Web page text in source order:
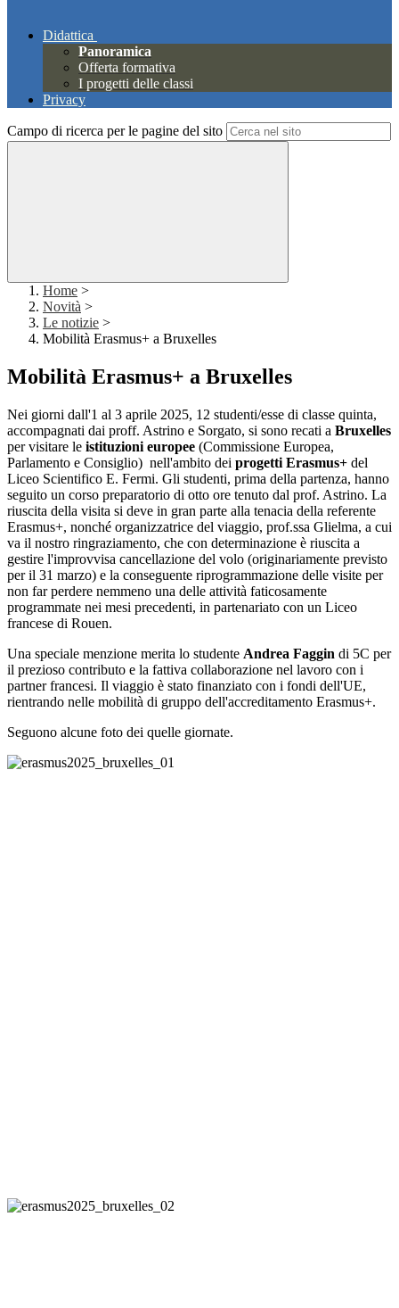
Didattica
Panoramica
Offerta formativa
I progetti delle classi
Privacy
Campo di ricerca per le pagine del sito
Home >
Novità >
Le notizie >
Mobilità Erasmus+ a Bruxelles
Mobilità Erasmus+ a Bruxelles
Nei giorni dall'1 al 3 aprile 2025, 12 studenti/esse di classe quinta,
accompagnati dai proff. Astrino e Sorgato, si sono recati a Bruxelles
per visitare le istituzioni europee (Commissione Europea,
Parlamento e Consiglio) nell'ambito dei progetti Erasmus+ del
Liceo Scientifico E. Fermi. Gli studenti, prima della partenza, hanno
seguito un corso preparatorio di otto ore tenuto dal prof. Astrino. La
riuscita della visita si deve in gran parte alla tenacia della referente
Erasmus+, nonché organizzatrice del viaggio, prof.ssa Glielma, a cui
va il nostro ringraziamento, che con determinazione è riuscita a
gestire l'improvvisa cancellazione del volo (originariamente previsto
per il 31 marzo) e la conseguente riprogrammazione delle visite per
non far perdere nemmeno una delle attività faticosamente
programmate nei mesi precedenti, in partenariato con un Liceo
francese di Rouen.
Una speciale menzione merita lo studente Andrea Faggin di 5C per
il prezioso contributo e la fattiva collaborazione nel lavoro con i
partner francesi. Il viaggio è stato finanziato con i fondi dell'UE,
rientrando nelle mobilità di gruppo dell'accreditamento Erasmus+.
Seguono alcune foto dei quelle giornate.